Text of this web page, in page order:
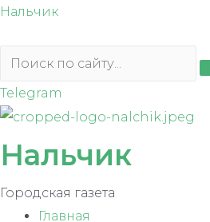
Перейти
содержимому
Нальчик
Telegram
Нальчик
Городская газета
Главная